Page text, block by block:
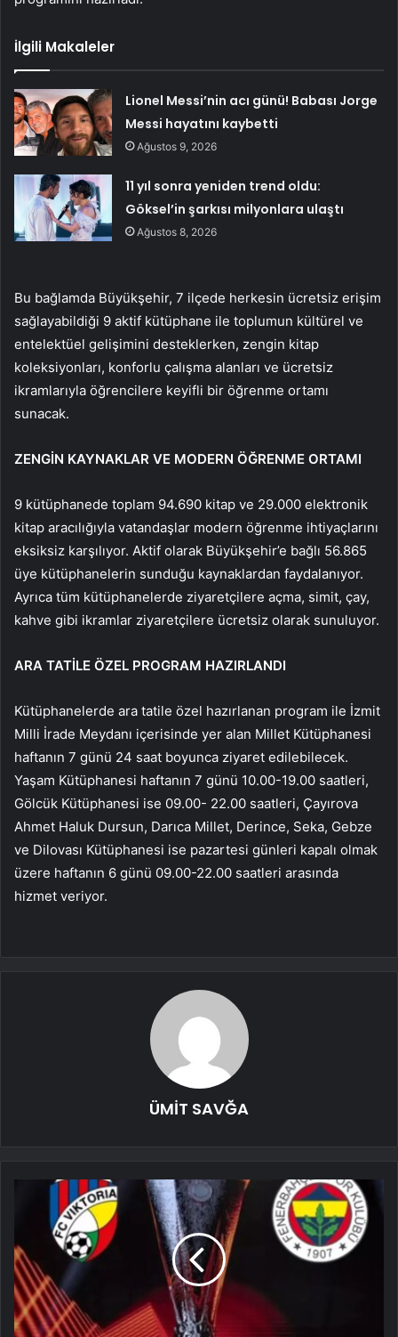
İlgili Makaleler
Lionel Messi’nin acı günü! Babası Jorge
Messi hayatını kaybetti
Ağustos 9, 2026
11 yıl sonra yeniden trend oldu:
Göksel’in şarkısı milyonlara ulaştı
Ağustos 8, 2026
Bu bağlamda Büyükşehir, 7 ilçede herkesin ücretsiz erişim
sağlayabildiği 9 aktif kütüphane ile toplumun kültürel ve
entelektüel gelişimini desteklerken, zengin kitap
koleksiyonları, konforlu çalışma alanları ve ücretsiz
ikramlarıyla öğrencilere keyifli bir öğrenme ortamı
sunacak.
ZENGİN KAYNAKLAR VE MODERN ÖĞRENME ORTAMI
9 kütüphanede toplam 94.690 kitap ve 29.000 elektronik
kitap aracılığıyla vatandaşlar modern öğrenme ihtiyaçlarını
eksiksiz karşılıyor. Aktif olarak Büyükşehir’e bağlı 56.865
üye kütüphanelerin sunduğu kaynaklardan faydalanıyor.
Ayrıca tüm kütüphanelerde ziyaretçilere açma, simit, çay,
kahve gibi ikramlar ziyaretçilere ücretsiz olarak sunuluyor.
ARA TATİLE ÖZEL PROGRAM HAZIRLANDI
Kütüphanelerde ara tatile özel hazırlanan program ile İzmit
Milli İrade Meydanı içerisinde yer alan Millet Kütüphanesi
haftanın 7 günü 24 saat boyunca ziyaret edilebilecek.
Yaşam Kütüphanesi haftanın 7 günü 10.00-19.00 saatleri,
Gölcük Kütüphanesi ise 09.00- 22.00 saatleri, Çayırova
Ahmet Haluk Dursun, Darıca Millet, Derince, Seka, Gebze
ve Dilovası Kütüphanesi ise pazartesi günleri kapalı olmak
üzere haftanın 6 günü 09.00-22.00 saatleri arasında
hizmet veriyor.
ÜMİT SAVĞA